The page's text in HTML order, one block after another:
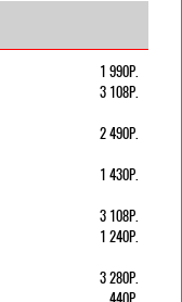
1 990Р.
3 108Р.
2 490Р.
1 430Р.
3 108Р.
1 240Р.
3 280Р.
440Р.